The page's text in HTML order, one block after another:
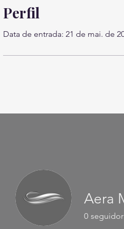
Perfil
Data de entrada: 21 de mai. de
Aera
0 seguidor